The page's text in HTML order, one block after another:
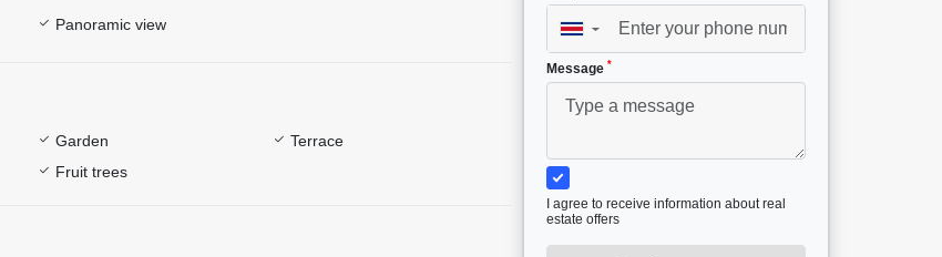
Panoramic view
Garden
Terrace
Fruit trees
▼
Message *
I agree to receive information about real
estate offers